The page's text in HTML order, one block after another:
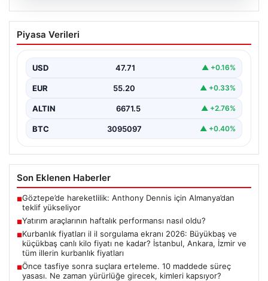
Kurbanlık fiyatları il il sorgulama ekranı
2026: Büyükbaş ve küçükbaş canlı kilo
ve tüm illerin kurbanlık fiyatları
2026 Kurban Bayramı öncesinde en çok merak edilen
konulardan biri olan kurbanlık fiyatları netleşmeye…
Piyasa Verileri
USD 47.71 ▲ +0.16%
EUR 55.20 ▲ +0.33%
ALTIN 6671.5 ▲ +2.76%
BTC 3095097 ▲ +0.40%
Son Eklenen Haberler
■Göztepe’de hareketlilik: Anthony Dennis için Almanya’dan
teklif yükseliyor
■Yatırım araçlarının haftalık performansı nasıl oldu?
■Kurbanlık fiyatları il il sorgulama ekranı 2026: Büyükbaş ve
küçükbaş canlı kilo fiyatı ne kadar? İstanbul, Ankara, İzmir ve
tüm illerin kurbanlık fiyatları
■Önce tasfiye sonra suçlara erteleme. 10 maddede süreç
yasası. Ne zaman yürürlüğe girecek, kimleri kapsıyor?